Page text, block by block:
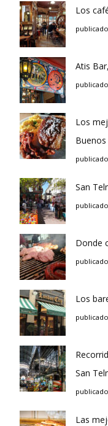
Los
Atis
Los
Buenos
San
Donde
Los
San
Las